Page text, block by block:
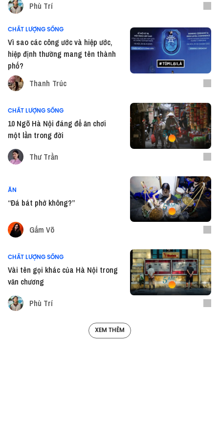
Phù Trí
CHẤT LƯỢNG SỐNG
Vì sao các công ước và hiệp ước,
hiệp định thường mang tên thành
phố?
Thanh Trúc
CHẤT LƯỢNG SỐNG
10 Ngõ Hà Nội đáng để ăn chơi
một lần trong đời
Thư Trần
ĂN
“Đá bát phở không?”
Gấm Võ
CHẤT LƯỢNG SỐNG
Vài tên gọi khác của Hà Nội trong
văn chương
Phù Trí
XEM THÊM